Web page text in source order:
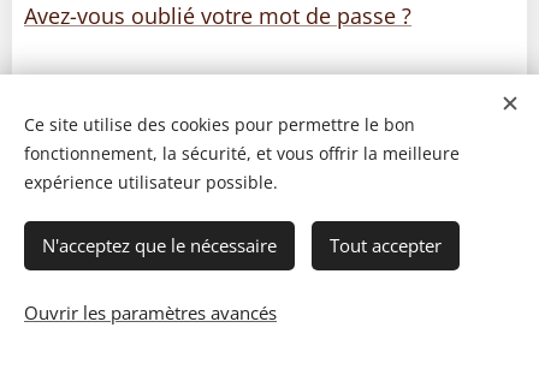
Avez-vous oublié votre mot de passe ?
© 2023 Les recettes d'Henri-Luc. Tous droits réservés.
Ce site utilise des cookies pour permettre le bon
fonctionnement, la sécurité, et vous offrir la meilleure
expérience utilisateur possible.
N'acceptez que le nécessaire Tout accepter
Ouvrir les paramètres avancés